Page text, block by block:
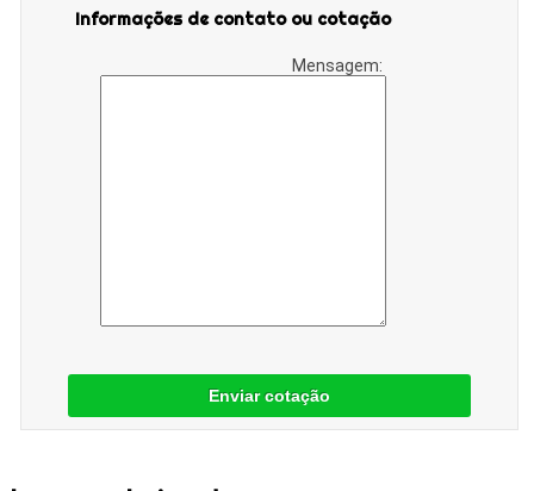
Informações de contato ou cotação
Mensagem:
Enviar cotação